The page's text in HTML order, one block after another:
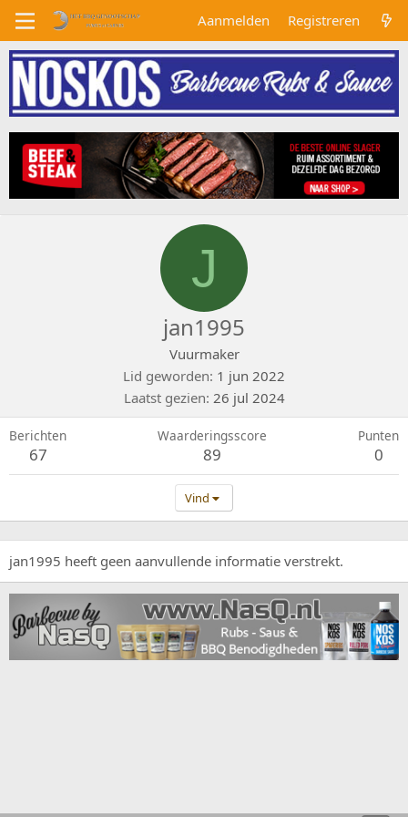
Aanmelden Registreren
J
jan1995
Vuurmaker
Lid geworden 1 jun 2022
Laatst gezien 26 jul 2024
Berichten
67
Waarderingsscore
89
Punten
0
Vind
jan1995 heeft geen aanvullende informatie verstrekt.